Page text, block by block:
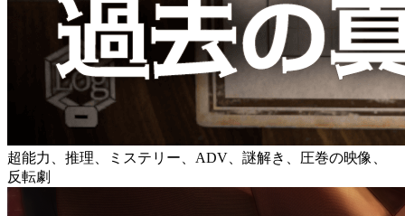
超能力、推理、ミステリー、ADV、謎解き、圧巻の映像、
反転劇